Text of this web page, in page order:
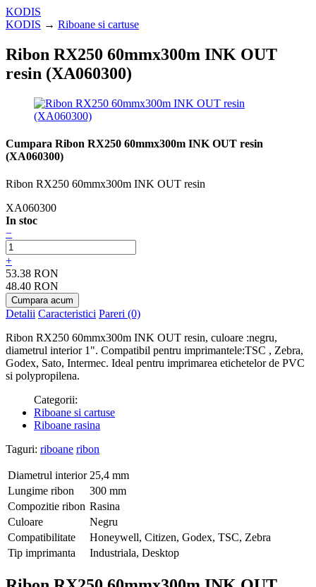
KODIS
KODIS → Riboane si cartuse
Ribon RX250 60mmx300m INK OUT
resin (XA060300)
Cumpara Ribon RX250 60mmx300m INK OUT resin
(XA060300)
Ribon RX250 60mmx300m INK OUT resin
XA060300
In stoc
−
+
53.38 RON
48.40 RON
Detalii Caracteristici Pareri (0)
Ribon RX250 60mmx300m INK OUT resin, culoare :negru,
diametrul interior 1". Compatibil pentru imprimantele:TSC , Zebra,
Godex, Sato, Intermec. Ideal pentru imprimarea etichetelor de PVC
si polypropilena.
Categorii:
Riboane si cartuse
Riboane rasina
Taguri: riboane ribon
Diametrul interior 25,4 mm
Lungime ribon
300 mm
Compozitie ribon Rasina
Culoare
Negru
Compatibilitate
Honeywell, Citizen, Godex, TSC, Zebra
Tip imprimanta
Industriala, Desktop